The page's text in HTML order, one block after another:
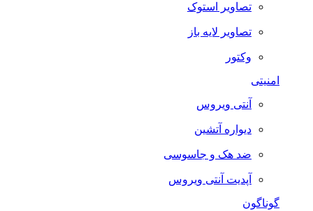
تصاویر استوک
تصاویر لایه باز
وکتور
امنیتی
آنتی ویروس
دیواره آتشین
ضد هک و جاسوسی
آپدیت آنتی ویروس
گوناگون